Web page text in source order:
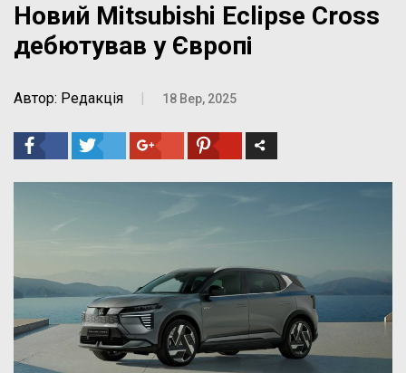
Новий Mitsubishi Eclipse Cross
дебютував у Європі
Автор: Редакція 18 Вер, 2025